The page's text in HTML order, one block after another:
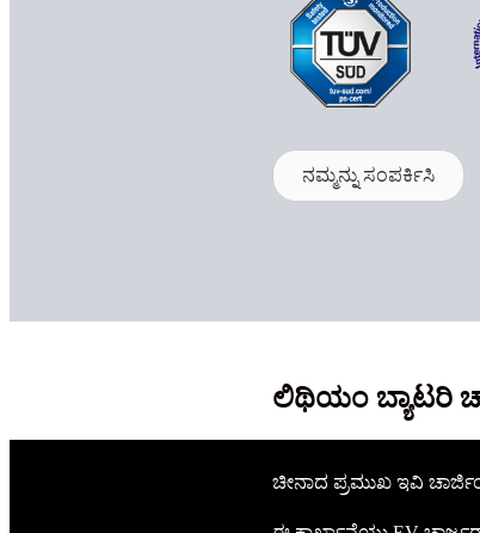
ನಮ್ಮನ್ನು ಸಂಪರ್ಕಿಸಿ
ಲಿಥಿಯಂ ಬ್ಯಾಟರಿ
ಚೀನಾದ ಪ್ರಮುಖ ಇವಿ